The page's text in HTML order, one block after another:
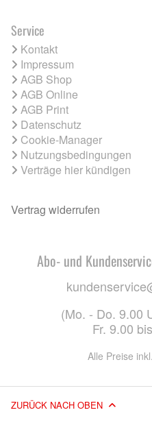
Service
Kontakt
Impressum
AGB Shop
AGB Online
AGB Print
Datenschutz
Cookie-Manager
Nutzungsbedingungen
Verträge hier kündigen
Vertrag widerrufen
Abo- und
(Mo. - Do. 9.00
Fr. 9.00
Alle Preise
ZURÜCK NACH OBEN